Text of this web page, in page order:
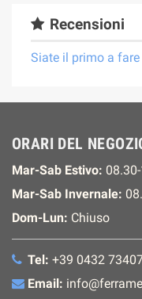
Recensioni
Siate il primo a
ORARI DEL
Mar-Sab Estivo:
Mar-Sab Invernale:
Dom-Lun: Chiuso
Tel: +39 0432
Email: